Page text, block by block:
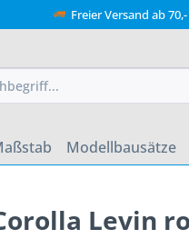
Freier Versand ab
Modellbausätze
Levin